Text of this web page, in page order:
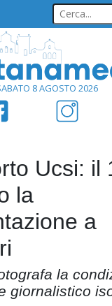
8 AGOSTO 2026
Ucsi: il
la
a
la
giornalistico